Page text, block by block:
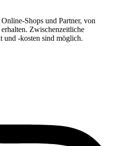
Shops und Partner, von
Zwischenzeitliche
und -kosten sind möglich.